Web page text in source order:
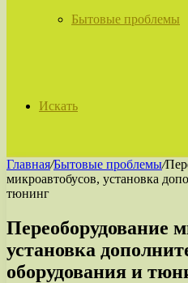
Бытовые проблемы
Искать
Главная/Бытовые проблемы/
микроавтобусов, установка
тюнинг
Переоборудование
установка
оборудования и